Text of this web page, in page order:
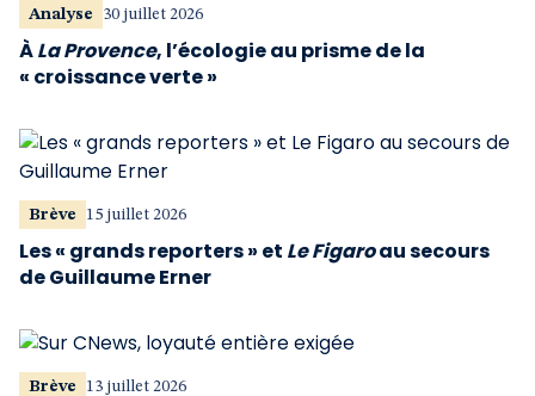
Analyse 30 juillet 2026
ÀLa Provence, l’écologie au prisme de la
« croissance verte »
Brève 15 juillet 2026
Les « grands reporters » et Le Figaroau secours
de Guillaume Erner
Brève 13 juillet 2026